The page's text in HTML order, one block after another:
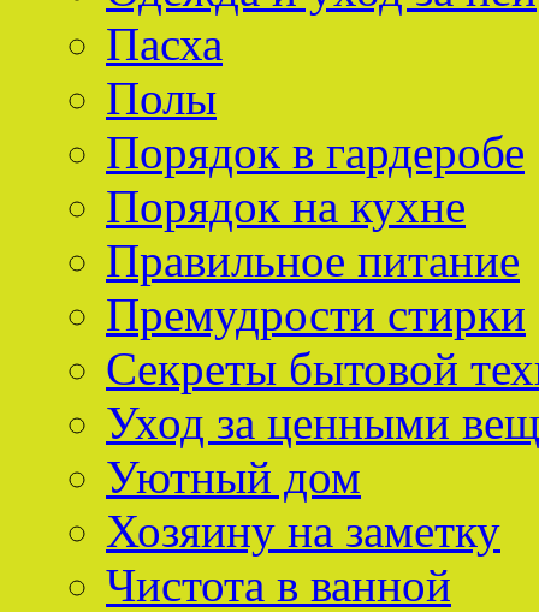
Пасха
Полы
Порядок в гардеробе
Порядок на кухне
Правильное питание
Премудрости стирки
Секреты бытовой
Уход за ценными
Уютный дом
Хозяину на заметку
Чистота в ванной